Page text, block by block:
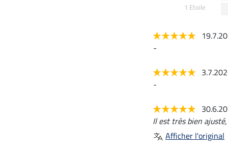
1 Etoile
-
-
Il est très bien
Afficher l'original